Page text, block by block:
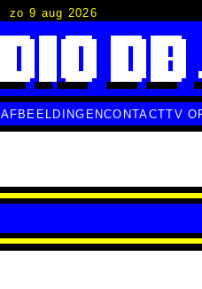
zo 9 aug 2026
AFBEELDINGENCONTACTTV